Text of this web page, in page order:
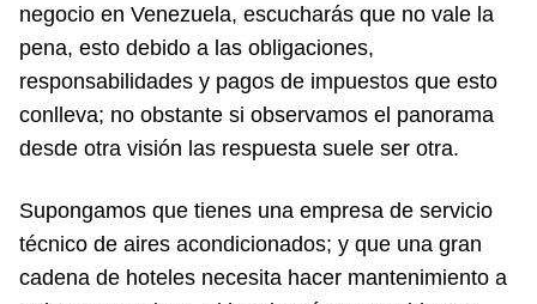
negocio en Venezuela, escucharás que no vale la
pena, esto debido a las obligaciones,
responsabilidades y pagos de impuestos que esto
conlleva; no obstante si observamos el panorama
desde otra visión las respuesta suele ser otra.
Supongamos que tienes una empresa de servicio
técnico de aires acondicionados; y que una gran
cadena de hoteles necesita hacer mantenimiento a